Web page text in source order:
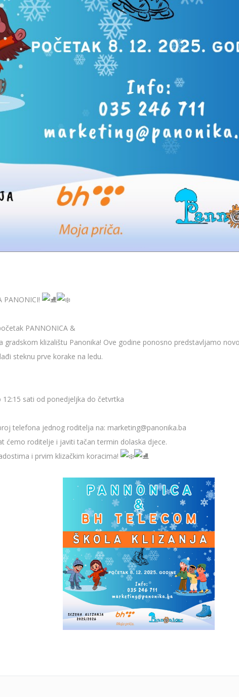
PANONICI!
PANNONICA &
gradskom klizalištu Panonika! Ove godine ponosno predstavljamo
steknu prve korake na ledu.
sati od ponedjeljka do četvrtka
telefona jednog roditelja na: marketing@panonika.ba
ćemo roditelje i javiti tačan termin dolaska djece.
i prvim klizačkim koracima!